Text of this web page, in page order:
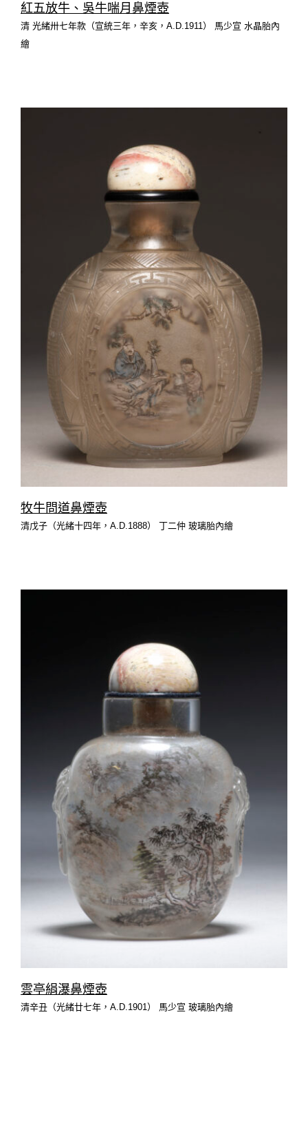
紅五放牛、吳牛喘月鼻煙壺
清 光緒卅七年款（宣統三年，辛亥，A.D.1911） 馬少宣 水晶胎內
繪
牧牛問道鼻煙壺
清戊子（光緒十四年，A.D.1888） 丁二仲 玻璃胎內繪
雲亭絹瀑鼻煙壺
清辛丑（光緒廿七年，A.D.1901） 馬少宣 玻璃胎內繪